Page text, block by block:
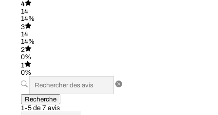
4
14
14%
3
14
14%
2
0%
1
0%
Recherche
1-5 de 7 avis